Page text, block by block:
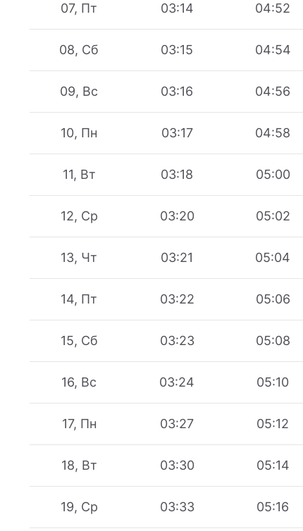
07, Пт 03:14 04:52
08, Сб 03:15 04:54
09, Вс 03:16 04:56
10, Пн 03:17 04:58
11, Вт 03:18 05:00
12, Ср 03:20 05:02
13, Чт 03:21 05:04
14, Пт 03:22 05:06
15, Сб 03:23 05:08
16, Вс 03:24 05:10
17, Пн 03:27 05:12
18, Вт 03:30 05:14
19, Ср 03:33 05:16